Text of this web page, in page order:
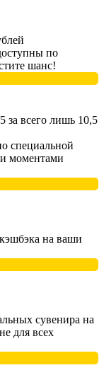
по
шанс!
за всего лишь 10,5
специальной
моментами
на ваши
сувенира на
для всех